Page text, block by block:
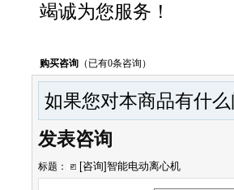
竭诚为您服务！
购买咨询 （已有0条咨询）
如果您对本商品有什
发表咨询
标题：